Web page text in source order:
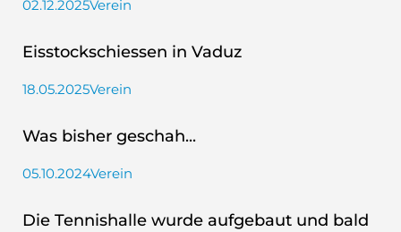
02.12.2025Verein
Eisstockschiessen in Vaduz
18.05.2025Verein
Was bisher geschah...
05.10.2024Verein
Die Tennishalle wurde aufgebaut und bald